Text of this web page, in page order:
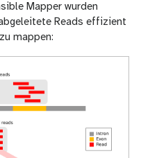
Mapper wurden
Reads effizient
mappen: